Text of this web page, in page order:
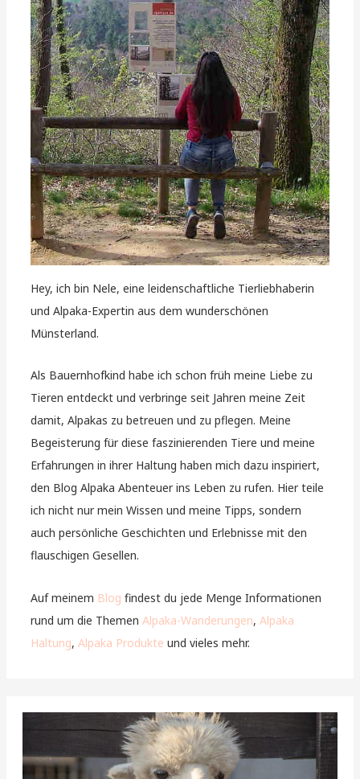
Hey, ich bin Nele, eine leidenschaftliche Tierliebhaberin
und Alpaka-Expertin aus dem wunderschönen
Münsterland.
Als Bauernhofkind habe ich schon früh meine Liebe zu
Tieren entdeckt und verbringe seit Jahren meine Zeit
damit, Alpakas zu betreuen und zu pflegen. Meine
Begeisterung für diese faszinierenden Tiere und meine
Erfahrungen in ihrer Haltung haben mich dazu inspiriert,
den Blog Alpaka Abenteuer ins Leben zu rufen. Hier teile
ich nicht nur mein Wissen und meine Tipps, sondern
auch persönliche Geschichten und Erlebnisse mit den
flauschigen Gesellen.
Auf meinem Blog findest du jede Menge Informationen
rund um die ThemenAlpaka-Wanderungen,Alpaka
Haltung,Alpaka Produkte und vieles mehr.